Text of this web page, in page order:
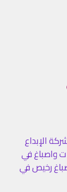
الإبداع
واصباغ في
رخيص في